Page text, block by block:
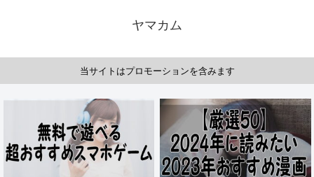
ヤマカム
当サイトはプロモーションを含みます